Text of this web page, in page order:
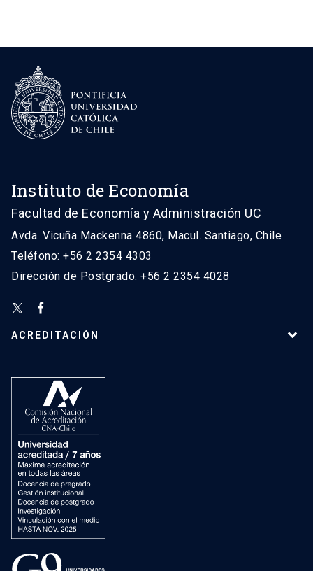
Instituto de Economía
Facultad de Economía y Administración UC
Avda. Vicuña Mackenna 4860, Macul. Santiago, Chile
Teléfono: +56 2 2354 4303
Dirección de Postgrado: +56 2 2354 4028
ACREDITACIÓN